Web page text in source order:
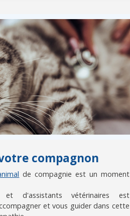
compagnon
de compagnie est un moment
d'assistants vétérinaires est
et vous guider dans cette